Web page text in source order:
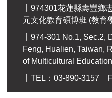
〡974301花蓮縣壽豐鄉
元文化教育碩博班 (教育
〡974-301 No.1, Sec.2,
Feng, Hualien, Taiwan,
of Multicultural
〡TEL：03-890-3157